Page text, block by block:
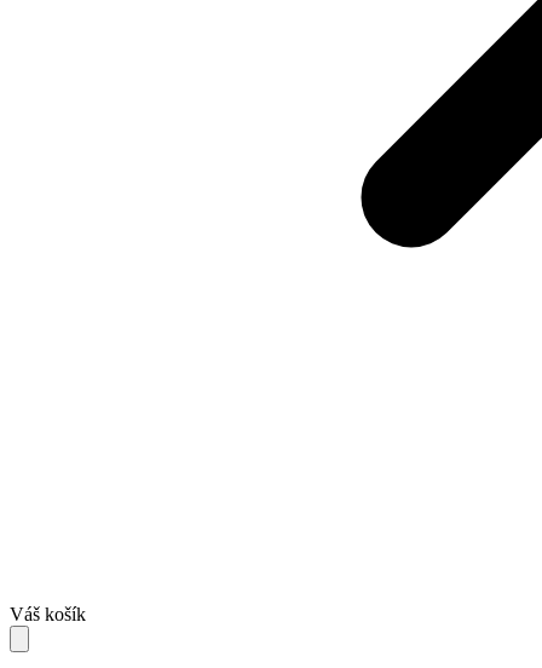
Skip
to
navigation
Skip
to
content
Váš košík